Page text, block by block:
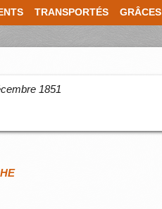
TRANSPORTÉS GRÂCES
1851